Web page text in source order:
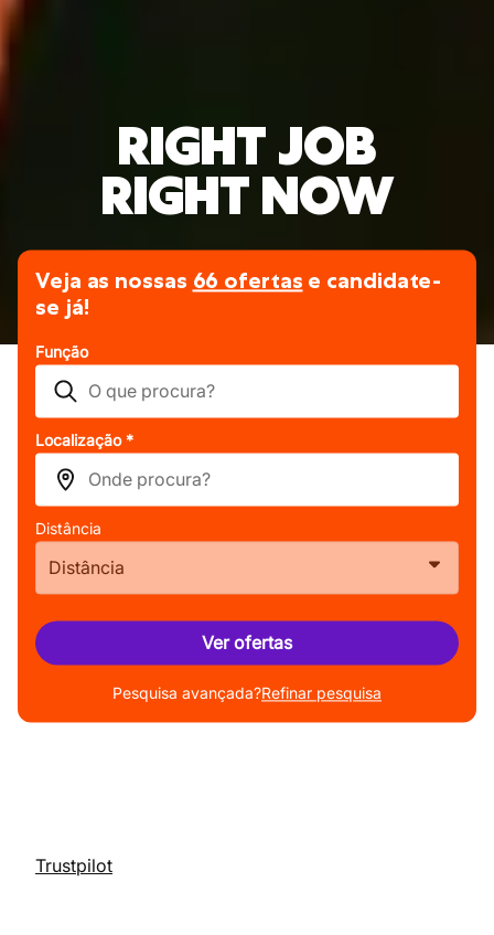
RIGHT JOB
RIGHT NOW
Veja as nossas 66 ofertas e candidate-
se já!
Função
Localização *
Distância
Distância
Ver ofertas
Pesquisa avançada?Refinar pesquisa
Trustpilot